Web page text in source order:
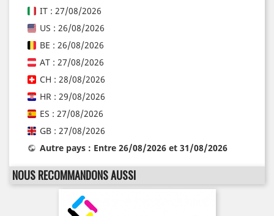
IT : 27/08/2026
US : 26/08/2026
BE : 26/08/2026
AT : 27/08/2026
CH : 28/08/2026
HR : 29/08/2026
ES : 27/08/2026
GB : 27/08/2026
Autre pays : Entre 26/08/2026 et 31/08/2026
NOUS RECOMMANDONS AUSSI